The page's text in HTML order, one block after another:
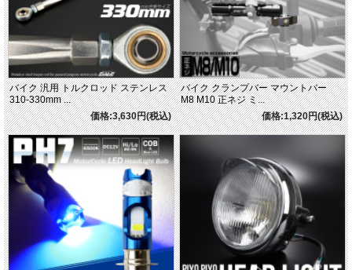
バイク 汎用 トルクロッド ステンレス
310-330mm ...
価格:3,630円(税込)
バイク クランプバー マウントバー
M8 M10 正ネジ ミ...
価格:1,320円(税込)